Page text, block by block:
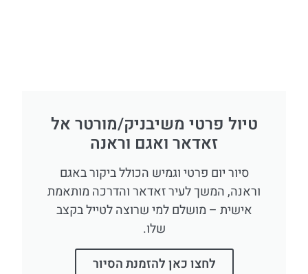
טיול פרטי משיבניק/מורטר אל
זאדאר ואגם וראנה
סיור יום פרטי וגמיש הכולל ביקור באגם
וראנה, המשך לעיר זאדאר והדרכה מותאמת
אישית – מושלם למי שרוצה לטייל בקצב
שלו.
לחצו כאן להזמנת הסיור